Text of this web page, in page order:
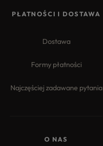
PŁATNOŚCI I DOSTAWA
Dostawa
Formy płatności
Najczęściej zadawane pytania
O NAS